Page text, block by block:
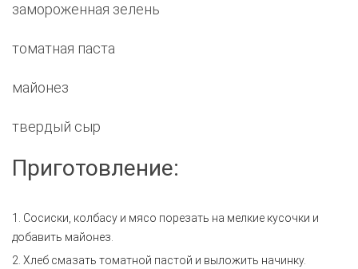
замороженная зелень
томатная паста
майонез
твердый сыр
Приготовление:
1. Сосиски, колбасу и мясо порезать на мелкие кусочки и
добавить майонез.
2. Хлеб смазать томатной пастой и выложить начинку.